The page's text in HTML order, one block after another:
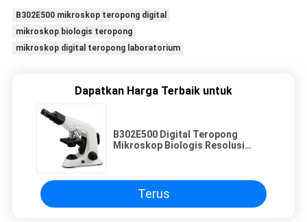
B302E500 mikroskop teropong digital
mikroskop biologis teropong
mikroskop digital teropong laboratorium
Dapatkan Harga Terbaik untuk
B302E500 Digital Teropong
Mikroskop Biologis Resolusi
Terus